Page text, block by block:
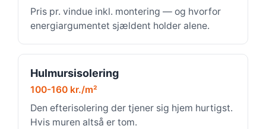
Pris pr. vindue inkl. montering — og hvorfor
energiargumentet sjældent holder alene.
Hulmursisolering
100-160 kr./m²
Den efterisolering der tjener sig hjem hurtigst.
Hvis muren altså er tom.